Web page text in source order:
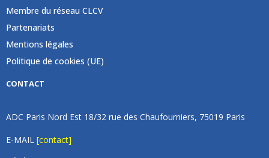
Membre du réseau CLCV
Partenariats
Mentions légales
Politique de cookies (UE)
CONTACT
ADC Paris Nord Est 18/32 rue des Chaufourniers, 75019 Paris
E-MAIL [contact]